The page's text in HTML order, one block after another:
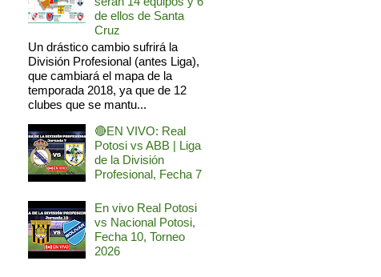
de ellos de Santa
Cruz
Un drástico cambio sufrirá la
División Profesional (antes Liga),
que cambiará el mapa de la
temporada 2018, ya que de 12
clubes que se mantu...
🔴EN VIVO: Real
Potosi vs ABB | Liga
de la División
Profesional, Fecha 7
En vivo Real Potosi
vs Nacional Potosi,
Fecha 10, Torneo
2026